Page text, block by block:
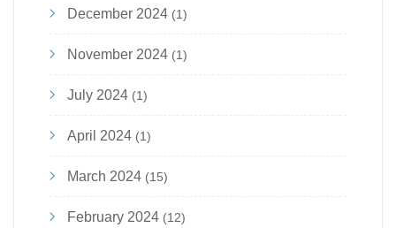
December 2024 (1)
November 2024 (1)
July 2024 (1)
April 2024 (1)
March 2024 (15)
February 2024 (12)